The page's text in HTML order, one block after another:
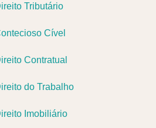
Tributário
Cível
Contratual
do Trabalho
Imobiliário